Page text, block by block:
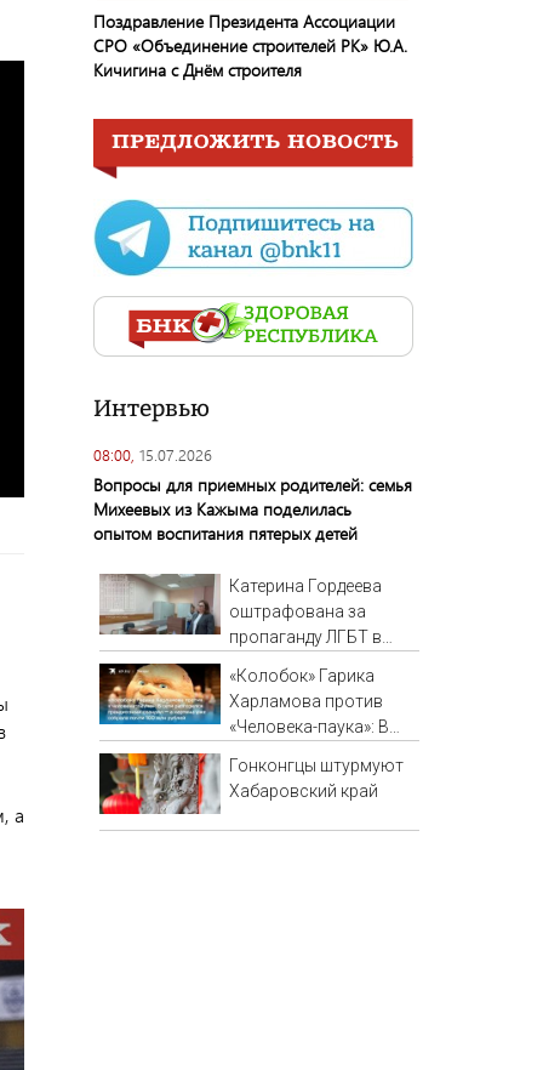
а
Поздравление Президента Ассоциации
СРО «Объединение строителей РК» Ю.А.
Кичигина с Днём строителя
Интервью
08:00, 15.07.2026
Вопросы для приемных родителей: семья
Михеевых из Кажыма поделилась
опытом воспитания пятерых детей
Катерина Гордеева
оштрафована за
пропаганду ЛГБТ в
Вести.ru
«Колобок» Гарика
Харламова против
«Человека-паука»: В
грандиозный скандал
— а картина уже
собрала почти 100
Гонконгцы штурмуют
Хабаровский край